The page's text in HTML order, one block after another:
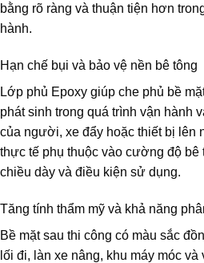
bằng rõ ràng và thuận tiện hơn
hành.
Hạn chế bụi và bảo vệ nền bê tông
Lớp phủ Epoxy giúp che phủ bề
phát sinh trong quá trình vận hành
của người, xe đẩy hoặc thiết bị lên
thực tế phụ thuộc vào cường độ bê
chiều dày và điều kiện sử dụng.
Tăng tính thẩm mỹ và khả năng
Bề mặt sau thi công có màu sắc
lối đi, làn xe nâng, khu máy móc